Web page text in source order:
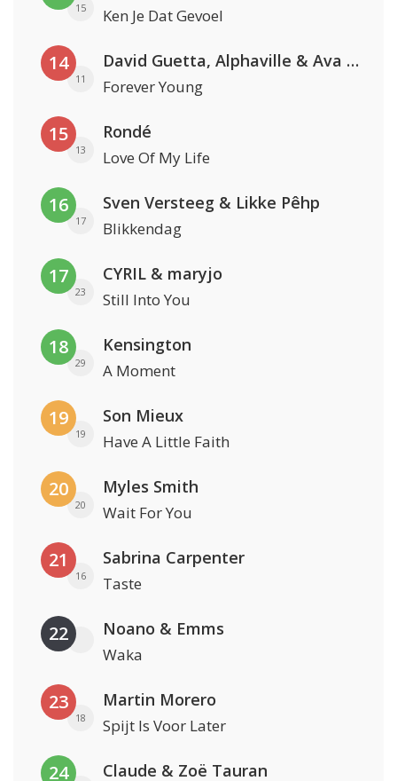
15 Ken Je Dat Gevoel
14
11
David Guetta, Alphaville & Ava Max
Forever Young
15
13
Rondé
Love Of My Life
16
17
Sven Versteeg & Likke Pêhp
Blikkendag
17
23
CYRIL & maryjo
Still Into You
18
29
Kensington
A Moment
19
19
Son Mieux
Have A Little Faith
20
20
Myles Smith
Wait For You
21
16
Sabrina Carpenter
Taste
22 Noano & Emms
Waka
23
18
Martin Morero
Spijt Is Voor Later
24 Claude & Zoë Tauran